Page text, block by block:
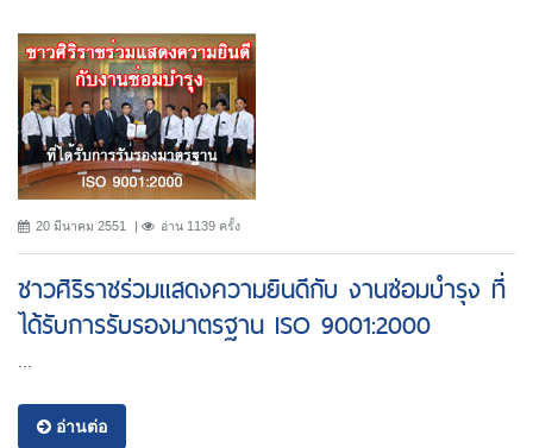
20 มีนาคม 2551 อ่าน 1139 ครั้ง
ชาวศิริราชร่วมแสดงความยินดีกับ งานซ่อมบำรุง ที่
ได้รับการรับรองมาตรฐาน ISO 9001:2000
อ่านต่อ